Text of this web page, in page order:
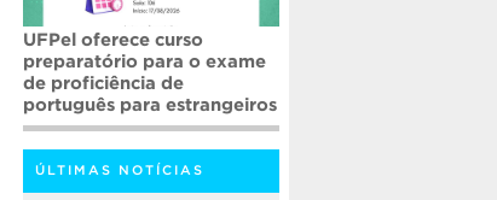
UFPel oferece curso
preparatório para o exame
de proficiência de
português para estrangeiros
ÚLTIMAS NOTÍCIAS